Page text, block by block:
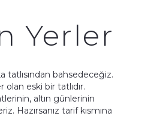
Yerler
tatlısından bahsedeceğiz.
eski bir tatlıdır.
altın günlerinin
Hazırsanız tarif kısmına